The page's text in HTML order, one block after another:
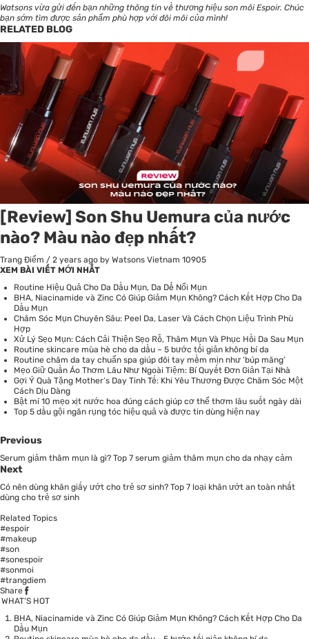
Watsons vừa gửi đến bạn những thông tin về thương hiệu son môi Espoir. Chúc
bạn sớm tìm được sản phẩm phù hợp với đôi môi của mình!
RELATED BLOG
[Review] Son Shu Uemura của nước
nào? Màu nào đẹp nhất?
Trang Điểm / 2 years ago by Watsons Vietnam 10905
XEM BÀI VIẾT MỚI NHẤT
Routine Hiệu Quả Cho Da Dầu Mụn, Da Dễ Nổi Mụn
BHA, Niacinamide và Zinc Có Giúp Giảm Mụn Không? Cách Kết Hợp Cho Da
Dầu Mụn
Chăm Sóc Mụn Chuyên Sâu: Peel Da, Laser Và Cách Chọn Liệu Trình Phù
Hợp
Xử Lý Sẹo Mụn: Cách Cải Thiện Sẹo Rỗ, Thâm Mụn Và Phục Hồi Da Sau Mụn
Routine skincare mùa hè cho da dầu – 5 bước tối giản không bí da
Routine chăm da tay chuẩn spa giúp đôi tay mềm mịn như ‘búp măng’
Mẹo Giữ Quần Áo Thơm Lâu Như Ngoài Tiệm: Bí Quyết Đơn Giản Tại Nhà
Gợi Ý Quà Tặng Mother’s Day Tinh Tế: Khi Yêu Thương Được Chăm Sóc Một
Cách Dịu Dàng
Bật mí 10 mẹo xịt nước hoa đúng cách giúp cơ thể thơm lâu suốt ngày dài
Top 5 dầu gội ngăn rụng tóc hiệu quả và được tin dùng hiện nay
Previous
Serum giảm thâm mụn là gì? Top 7 serum giảm thâm mụn cho da nhạy cảm
Next
Có nên dùng khăn giấy ướt cho trẻ sơ sinh? Top 7 loại khăn ướt an toàn nhất
dùng cho trẻ sơ sinh
Related Topics
#espoir
#makeup
#son
#sonespoir
#sonmoi
#trangdiem
Share
WHAT’S HOT
BHA, Niacinamide và Zinc Có Giúp Giảm Mụn Không? Cách Kết Hợp Cho Da
Dầu Mụn